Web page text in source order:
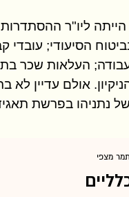
מאוד. שר
צריך להבין כבר לפני
ארוכות הטווח יש
ביניים, שימנעו
בשנה. גם בתחום
פחות ברכבם הפרטי,
ליו"ר ההסתדרות
הסיעודי; עובדי
העלאות שכר
אולם עדיין לא
נתניהו בפרשת